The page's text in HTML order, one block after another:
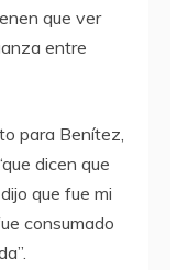
que ver
entre
para Benítez,
dicen que
que fue mi
consumado